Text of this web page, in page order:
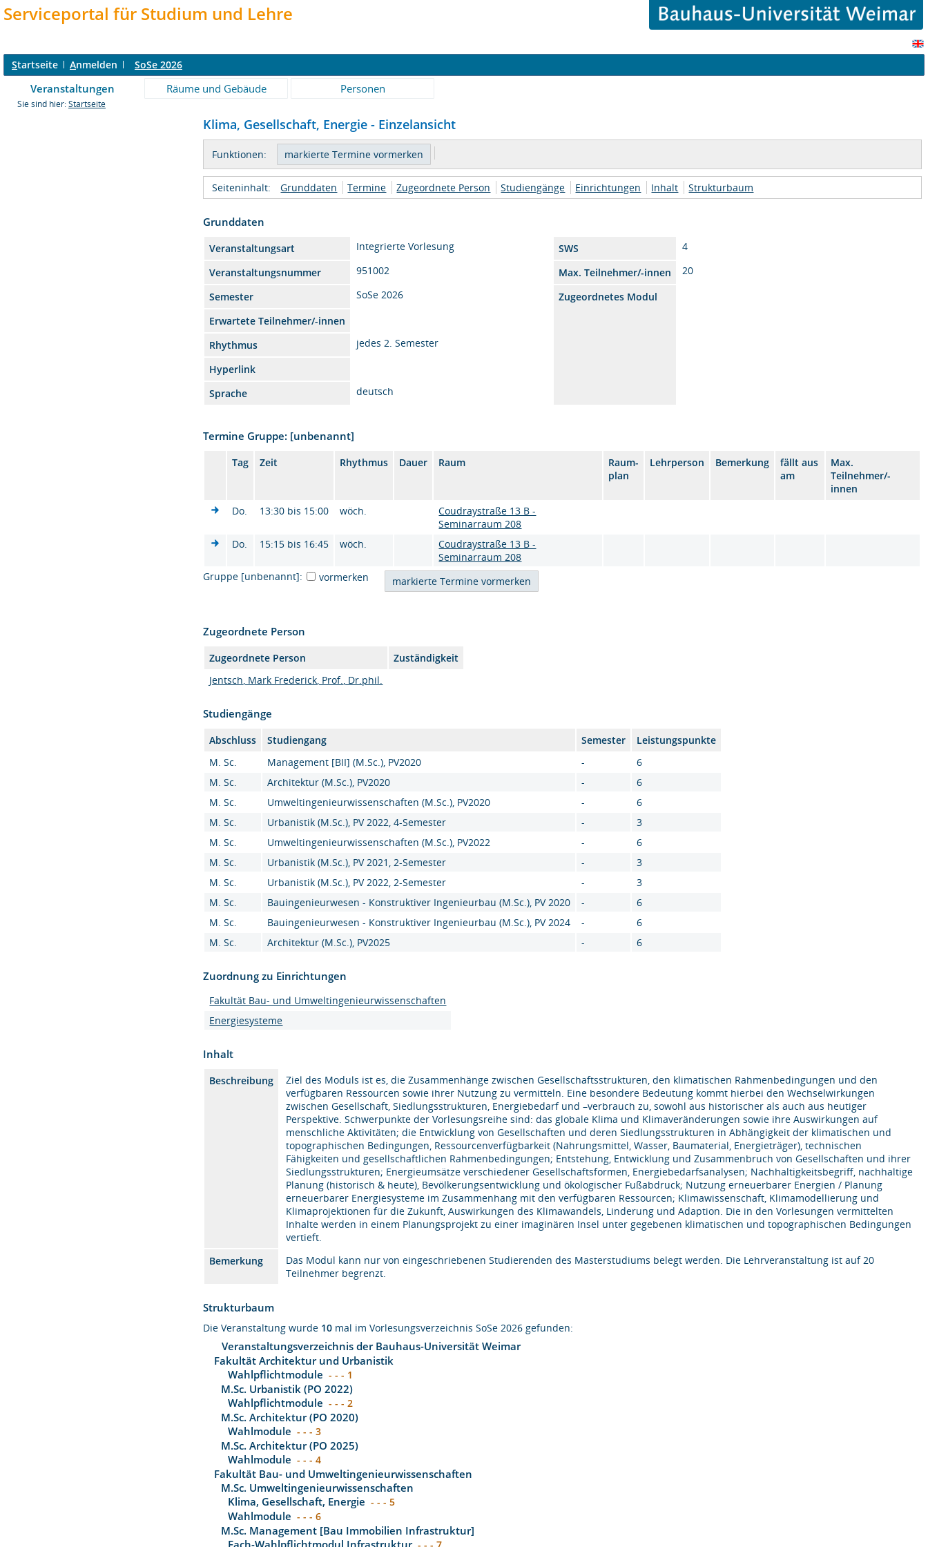
Serviceportal für Studium und Lehre
Startseite Anmelden SoSe 2026
Veranstaltungen Räume und Gebäude Personen
Sie sind hier: Startseite
Klima, Gesellschaft, Energie - Einzelansicht
Funktionen:
Seiteninhalt: Grunddaten Termine Zugeordnete Person Studiengänge Einrichtungen Inhalt Strukturbaum
Grunddaten
Veranstaltungsart Integrierte Vorlesung SWS
4
Veranstaltungsnummer
951002 Max. Teilnehmer/-innen
20
Semester
SoSe 2026
Zugeordnetes Modul
Erwartete Teilnehmer/-innen
Rhythmus
jedes 2. Semester
Hyperlink
Sprache
deutsch
Termine Gruppe: [unbenannt]
Tag Zeit Rhythmus Dauer Raum
Raum-
plan
Lehrperson Bemerkung
fällt aus
am
Max.
Teilnehmer/-
innen
Do.
13:30 bis 15:00 wöch.
Coudraystraße 13 B -
Seminarraum 208
Do.
15:15 bis 16:45 wöch.
Coudraystraße 13 B -
Seminarraum 208
Gruppe [unbenannt]:
vormerken
Zugeordnete Person
Zugeordnete Person
Zuständigkeit
Jentsch, Mark Frederick, Prof., Dr.phil.
Studiengänge
Abschluss Studiengang Semester
Leistungspunkte
M. Sc.
Management [BII] (M.Sc.), PV2020 -
6
M. Sc.
Architektur (M.Sc.), PV2020 -
6
M. Sc.
Umweltingenieurwissenschaften (M.Sc.), PV2020 -
6
M. Sc.
Urbanistik (M.Sc.), PV 2022, 4-Semester -
3
M. Sc.
Umweltingenieurwissenschaften (M.Sc.), PV2022 -
6
M. Sc.
Urbanistik (M.Sc.), PV 2021, 2-Semester -
3
M. Sc.
Urbanistik (M.Sc.), PV 2022, 2-Semester -
3
M. Sc.
Bauingenieurwesen - Konstruktiver Ingenieurbau (M.Sc.), PV 2020 -
6
M. Sc.
Bauingenieurwesen - Konstruktiver Ingenieurbau (M.Sc.), PV 2024 -
6
M. Sc.
Architektur (M.Sc.), PV2025 - 6
Zuordnung zu Einrichtungen
Fakultät Bau- und Umweltingenieurwissenschaften
Energiesysteme
Inhalt
Beschreibung
Ziel des Moduls ist es, die Zusammenhänge zwischen Gesellschaftsstrukturen, den klimatischen Rahmenbedingungen und den
verfügbaren Ressourcen sowie ihrer Nutzung zu vermitteln. Eine besondere Bedeutung kommt hierbei den Wechselwirkungen
zwischen Gesellschaft, Siedlungsstrukturen, Energiebedarf und –verbrauch zu, sowohl aus historischer als auch aus heutiger
Perspektive. Schwerpunkte der Vorlesungsreihe sind: das globale Klima und Klimaveränderungen sowie ihre Auswirkungen auf
menschliche Aktivitäten; die Entwicklung von Gesellschaften und deren Siedlungsstrukturen in Abhängigkeit der klimatischen und
topographischen Bedingungen, Ressourcenverfügbarkeit (Nahrungsmittel, Wasser, Baumaterial, Energieträger), technischen
Fähigkeiten und gesellschaftlichen Rahmenbedingungen; Entstehung, Entwicklung und Zusammenbruch von Gesellschaften und ihrer
Siedlungsstrukturen; Energieumsätze verschiedener Gesellschaftsformen, Energiebedarfsanalysen; Nachhaltigkeitsbegriff, nachhaltige
Planung (historisch & heute), Bevölkerungsentwicklung und ökologischer Fußabdruck; Nutzung erneuerbarer Energien / Planung
erneuerbarer Energiesysteme im Zusammenhang mit den verfügbaren Ressourcen; Klimawissenschaft, Klimamodellierung und
Klimaprojektionen für die Zukunft, Auswirkungen des Klimawandels, Linderung und Adaption. Die in den Vorlesungen vermittelten
Inhalte werden in einem Planungsprojekt zu einer imaginären Insel unter gegebenen klimatischen und topographischen Bedingungen
vertieft.
Bemerkung
Das Modul kann nur von eingeschriebenen Studierenden des Masterstudiums belegt werden. Die Lehrveranstaltung ist auf 20
Teilnehmer begrenzt.
Strukturbaum
Die Veranstaltung wurde 10 mal im Vorlesungsverzeichnis SoSe 2026 gefunden:
Veranstaltungsverzeichnis der Bauhaus-Universität Weimar
Fakultät Architektur und Urbanistik
Wahlpflichtmodule - - - 1
M.Sc. Urbanistik (PO 2022)
Wahlpflichtmodule - - - 2
M.Sc. Architektur (PO 2020)
Wahlmodule - - - 3
M.Sc. Architektur (PO 2025)
Wahlmodule - - - 4
Fakultät Bau- und Umweltingenieurwissenschaften
M.Sc. Umweltingenieurwissenschaften
Klima, Gesellschaft, Energie - - - 5
Wahlmodule - - - 6
M.Sc. Management [Bau Immobilien Infrastruktur]
Fach-Wahlpflichtmodul Infrastruktur